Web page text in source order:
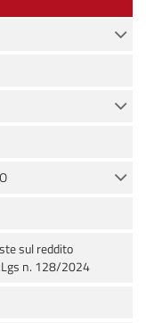
sul reddito
n. 128/2024